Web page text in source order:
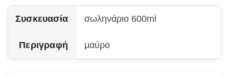
Συσκευασία σωληνάριο 600ml
Περιγραφή μαύρο